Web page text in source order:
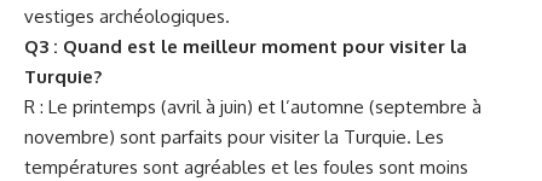
vestiges archéologiques.
Q3 : Quand est le meilleur moment pour visiter la
Turquie?
R : Le printemps (avril à juin) et l’automne (septembre à
novembre) sont parfaits pour visiter la Turquie. Les
températures sont agréables et les foules sont moins